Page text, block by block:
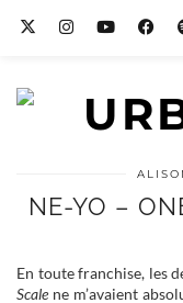
NE-YO –
En toute franchise, les
Scale ne m’avaient